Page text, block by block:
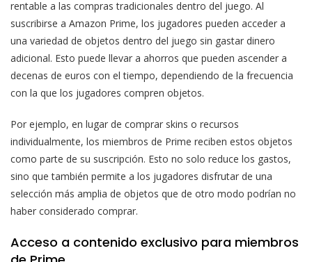
rentable a las compras tradicionales dentro del juego. Al
suscribirse a Amazon Prime, los jugadores pueden acceder a
una variedad de objetos dentro del juego sin gastar dinero
adicional. Esto puede llevar a ahorros que pueden ascender a
decenas de euros con el tiempo, dependiendo de la frecuencia
con la que los jugadores compren objetos.
Por ejemplo, en lugar de comprar skins o recursos
individualmente, los miembros de Prime reciben estos objetos
como parte de su suscripción. Esto no solo reduce los gastos,
sino que también permite a los jugadores disfrutar de una
selección más amplia de objetos que de otro modo podrían no
haber considerado comprar.
Acceso a contenido exclusivo para miembros